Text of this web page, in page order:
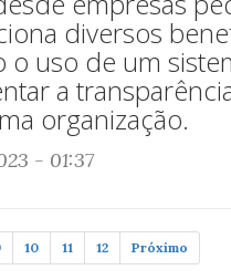
diversos
uso de um
a
organização.
- 01:37
10 11 12 Próximo